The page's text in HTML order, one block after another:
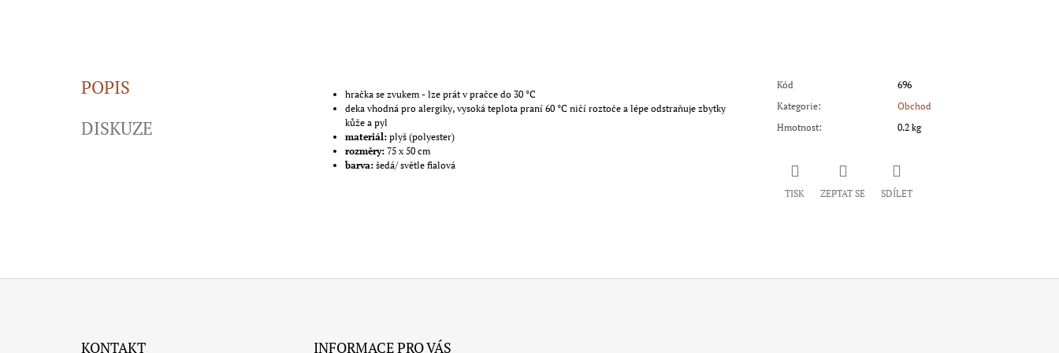
POPIS
DISKUZE
hračka se zvukem - lze prát v pračce do 30 °C
deka vhodná pro alergiky, vysoká teplota praní 60 °C ničí roztoče a lépe odstraňuje zbytky
kůže a pyl
materiál:plyš (polyester)
rozměry:75 x 50 cm
barva:šedá/ světle fialová
Kód
696
Kategorie:
Obchod
Hmotnost: 0.2 kg
TISK ZEPTAT SE SDÍLET
KONTAKT INFORMACE PRO VÁS